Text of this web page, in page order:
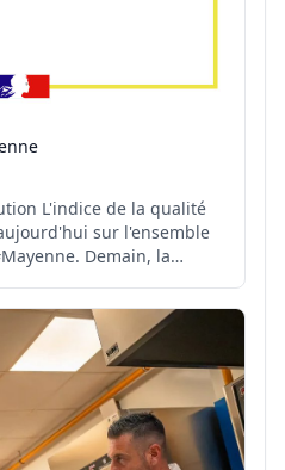
qualité
sur l'ensemble
Demain, la
localisés où l'indice
pourra être mauvais 🔴. ℹ️ Plus d'infos 👉 http://air...